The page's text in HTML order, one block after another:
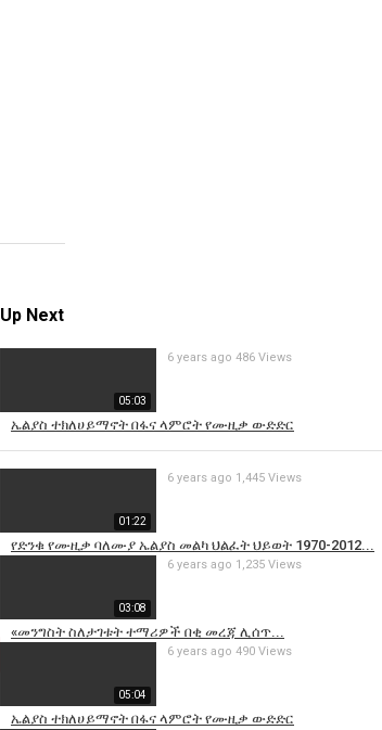
Up Next
05:03
ኤልያስ ተክለሀይማኖት በፋና ላምሮት የሙዚቃ ውድድር
6 years ago 486 Views
01:22
የድንቁ የሙዚቃ ባለሙያ ኤልያስ መልካ ህልፈት ህይወት 1970-2012...
6 years ago 1,445 Views
03:08
«መንግስት ስለታገቱት ተማሪዎች በቂ መረጃ ሊሰጥ...
6 years ago 1,235 Views
05:04
ኤልያስ ተክለሀይማኖት በፋና ላምሮት የሙዚቃ ውድድር
6 years ago 490 Views
Cancel
Report this video